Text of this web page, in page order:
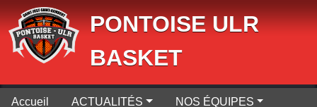
PONTOISE ULR
BASKET
Accueil ACTUALITÉS NOS ÉQUIPES
Panneau de gestion des cookies